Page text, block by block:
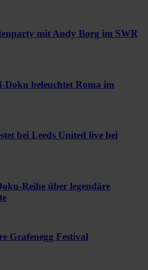
mit Andy Borg im SWR
Doku beleuchtet Roma im
bei Leeds United live bei
Reihe über legendäre
Grafenegg Festival